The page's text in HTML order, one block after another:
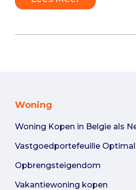
Woning
Woning Kopen in Belgie als
Vastgoedportefeuille
Opbrengsteigendom
Vakantiewoning kopen